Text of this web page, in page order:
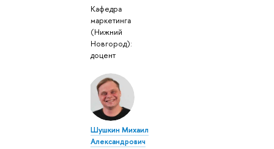
Кафедра
маркетинга
(Нижний
Новгород):
доцент
Шушкин Михаил
Александрович